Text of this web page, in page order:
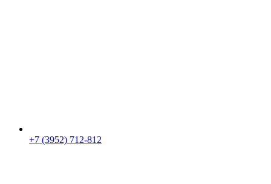
+7 (3952) 712-812